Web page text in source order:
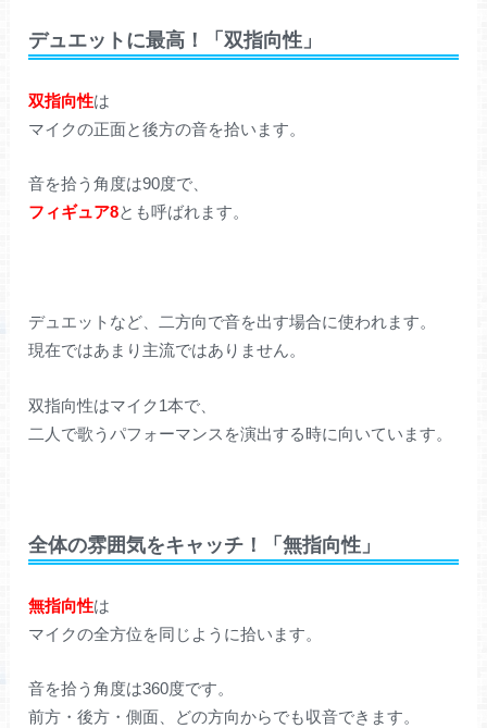
デュエットに最高！「双指向性」
双指向性は
マイクの正面と後方の音を拾います。
音を拾う角度は90度で、
フィギュア8とも呼ばれます。
デュエットなど、二方向で音を出す場合に使われます。
現在ではあまり主流ではありません。
双指向性はマイク1本で、
二人で歌うパフォーマンスを演出する時に向いています。
全体の雰囲気をキャッチ！「無指向性」
無指向性は
マイクの全方位を同じように拾います。
音を拾う角度は360度です。
前方・後方・側面、どの方向からでも収音できます。